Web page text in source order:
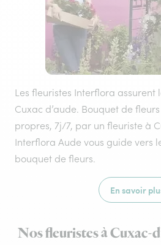
Les fleuristes Interflora assurent
Cuxac d’aude. Bouquet de
propres, 7j/7, par un fleuriste à
Interflora Aude vous guide vers
bouquet de fleurs.
En savoir
Nos fleuristes à Cuxac-